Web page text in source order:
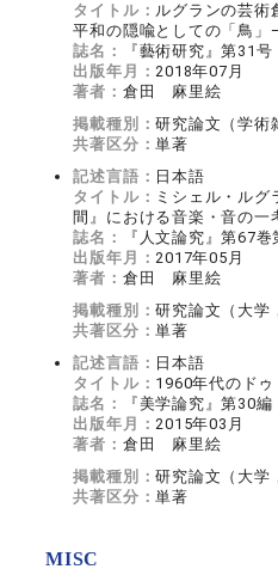
タイトル： ルグランの芸術
平和の隠喩としての「鳥」
誌名：
『藝術研究』第31号
出版年月：2018年07月
著者： 倉田 麻里絵
掲載種別：研究論文（学術
共著区分：単著
記述言語： 日本語
タイトル： ミシェル・ルグ
間』における音楽・音の一
誌名：
『人文論究』第67巻
出版年月：2017年05月
著者： 倉田 麻里絵
掲載種別：研究論文（大学
共著区分：単著
記述言語： 日本語
タイトル： 1960年代のド
誌名：
『美学論究』第30編
出版年月：2015年03月
著者： 倉田 麻里絵
掲載種別：研究論文（大学
共著区分：単著
MISC